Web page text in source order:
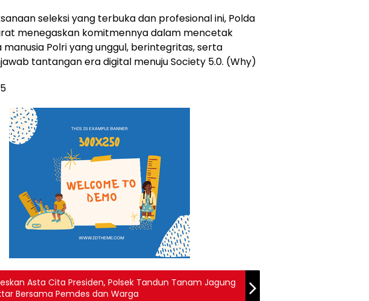
seleksi yang terbuka dan profesional ini, Polda
menegaskan komitmennya dalam mencetak
Polri yang unggul, berintegritas, serta
tantangan era digital menuju Society 5.0. (Why)
Asta Cita Presiden, Polsek Tandun Tanam Jagung
Bersama Pemdes dan Warga